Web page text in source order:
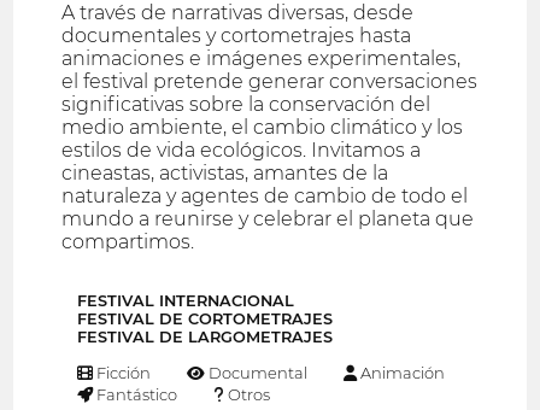
A través de narrativas diversas, desde
documentales y cortometrajes hasta
animaciones e imágenes experimentales,
el festival pretende generar conversaciones
significativas sobre la conservación del
medio ambiente, el cambio climático y los
estilos de vida ecológicos. Invitamos a
cineastas, activistas, amantes de la
naturaleza y agentes de cambio de todo el
mundo a reunirse y celebrar el planeta que
compartimos.
FESTIVAL INTERNACIONAL
FESTIVAL DE CORTOMETRAJES
FESTIVAL DE LARGOMETRAJES
Ficción Documental
Animación
Fantástico
Otros